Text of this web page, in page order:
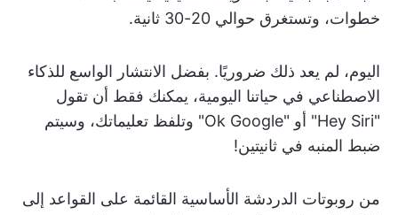
خطوات، وتستغرق حوالي 20-30 ثانية.
اليوم، لم يعد ذلك ضروريًا. بفضل الانتشار الواسع للذكاء
الاصطناعي في حياتنا اليومية، يمكنك فقط أن تقول
"Hey Siri" أو "Ok Google" وتلفظ تعليماتك، وسيتم
ضبط المنبه في ثانيتين!
من روبوتات الدردشة الأساسية القائمة على القواعد إلى